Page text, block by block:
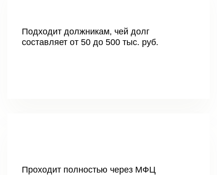
Подходит должникам, чей долг
составляет от 50 до 500 тыс. руб.
Проходит полностью через МФЦ